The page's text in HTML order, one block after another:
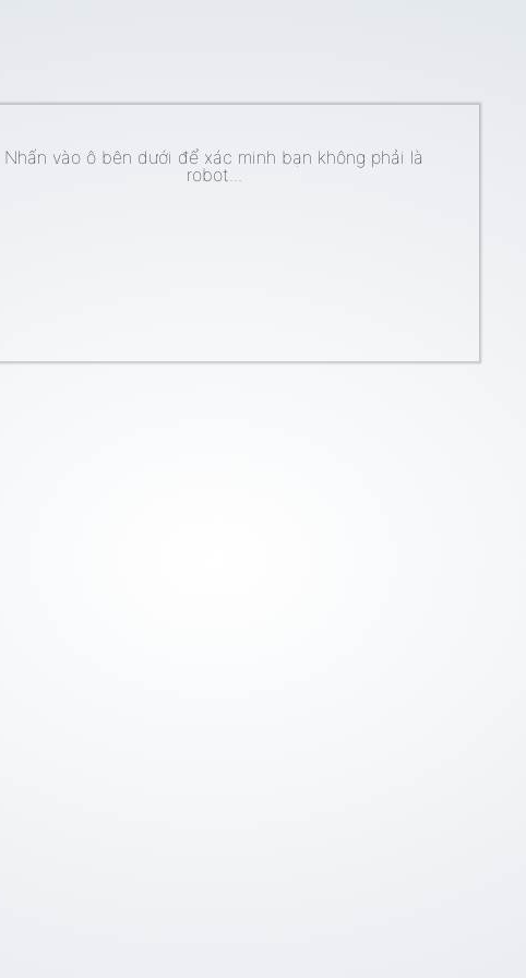
Nhấn vào ô bên dưới để xác minh bạn không phải là
robot...